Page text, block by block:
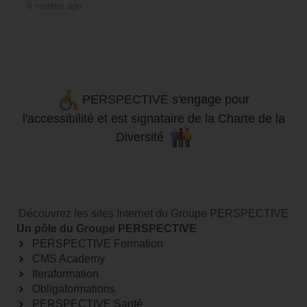
PERSPECTIVE s'engage pour
l'accessibilité et est signataire de la Charte de la
Diversité
Découvrez les sites Internet du Groupe PERSPECTIVE
Un pôle du Groupe PERSPECTIVE
PERSPECTIVE Formation
CMS Academy
Iteraformation
Obligaformations
PERSPECTIVE Santé